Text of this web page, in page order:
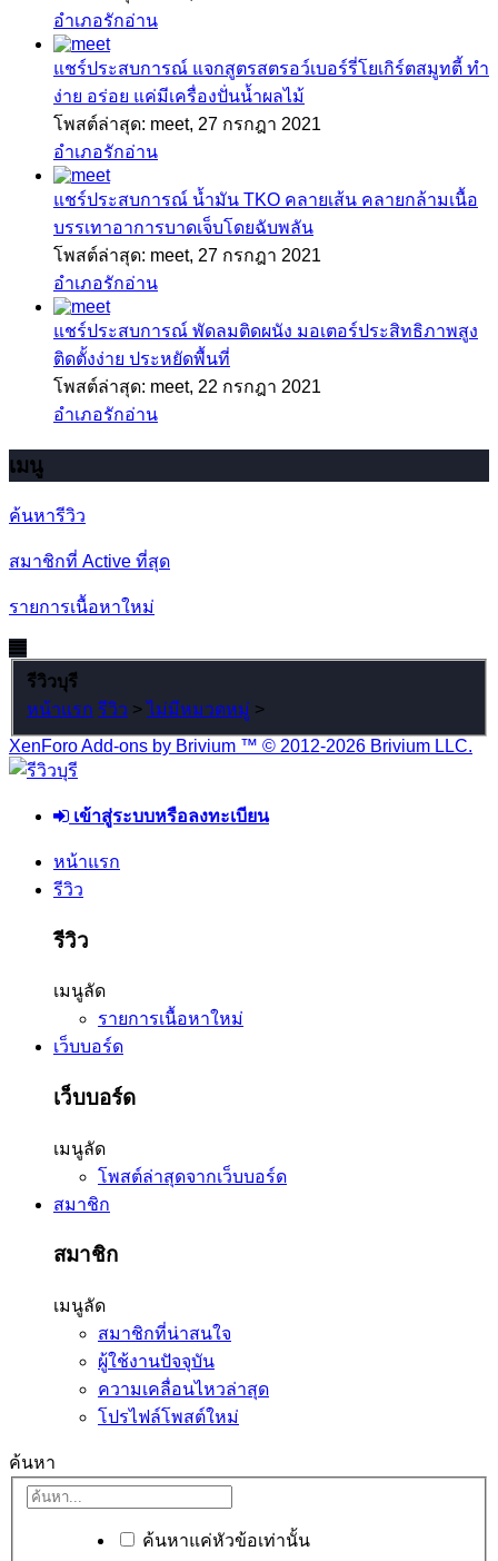
อำเภอรักอ่าน
แชร์ประสบการณ์ แจกสูตรสตรอว์เบอร์รี่โยเกิร์ตสมูทตี้ ทำ
ง่าย อร่อย แค่มีเครื่องปั่นน้ำผลไม้
โพสต์ล่าสุด: meet, 27 กรกฎา 2021
อำเภอรักอ่าน
แชร์ประสบการณ์ น้ำมัน TKO คลายเส้น คลายกล้ามเนื้อ
บรรเทาอาการบาดเจ็บโดยฉับพลัน
โพสต์ล่าสุด: meet, 27 กรกฎา 2021
อำเภอรักอ่าน
แชร์ประสบการณ์ พัดลมติดผนัง มอเตอร์ประสิทธิภาพสูง
ติดตั้งง่าย ประหยัดพื้นที่
โพสต์ล่าสุด: meet, 22 กรกฎา 2021
อำเภอรักอ่าน
เมนู
ค้นหารีวิว
สมาชิกที่ Active ที่สุด
รายการเนื้อหาใหม่
รีวิวบุรี
หน้าแรก รีวิว > ไม่มีหมวดหมู่ >
XenForo Add-ons by Brivium ™ © 2012-2026 Brivium LLC.
เข้าสู่ระบบหรือลงทะเบียน
หน้าแรก
รีวิว
รีวิว
เมนูลัด
รายการเนื้อหาใหม่
เว็บบอร์ด
เว็บบอร์ด
เมนูลัด
โพสต์ล่าสุดจากเว็บบอร์ด
สมาชิก
สมาชิก
เมนูลัด
สมาชิกที่น่าสนใจ
ผู้ใช้งานปัจจุบัน
ความเคลื่อนไหวล่าสุด
โปรไฟล์โพสต์ใหม่
ค้นหา
ค้นหาแค่หัวข้อเท่านั้น